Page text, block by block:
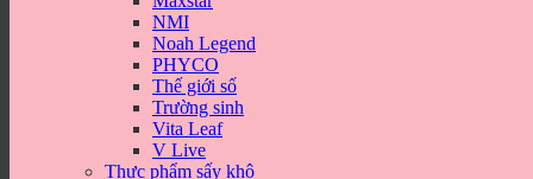
NMI
Noah Legend
PHYCO
Thế giới số
Trường sinh
Vita Leaf
V Live
Thực phẩm sấy khô